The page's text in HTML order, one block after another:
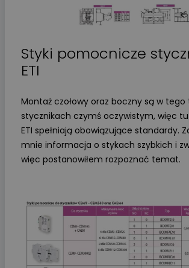
Styki pomocnicze
ETI
Montaż czołowy oraz boczny są w tego
stycznikach czymś oczywistym, więc
ETI spełniają obowiązujące standardy.
mnie informacja o stykach szybkich i
więc postanowiłem rozpoznać temat.